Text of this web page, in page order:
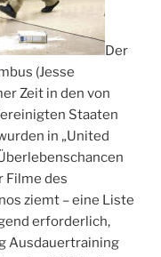
Der
(Jesse
Zeit in den von
Staaten
in „United
Filme des
ziemt – eine Liste
erforderlich,
Ausdauertraining